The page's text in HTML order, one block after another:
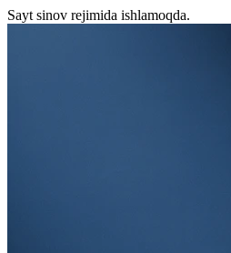
Sayt sinov rejimida ishlamoqda.